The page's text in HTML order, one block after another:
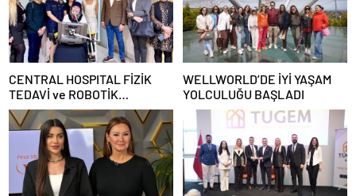
CENTRAL HOSPITAL FİZİK
TEDAVİ ve ROBOTİK
REHABİLİTASYON MERKEZİ
AÇILDI
WELLWORLD’DE İYİ YAŞAM
YOLCULUĞU BAŞLADI